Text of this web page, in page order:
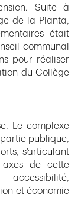
Suite à
de la Planta,
était
communal
pour réaliser
du Collège
Le complexe
publique,
s’articulant
de cette
et économie